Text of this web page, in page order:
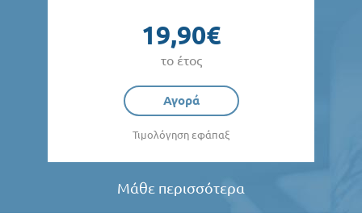
19,90€
το έτος
Αγορά
Τιμολόγηση εφάπαξ
Μάθε περισσότερα